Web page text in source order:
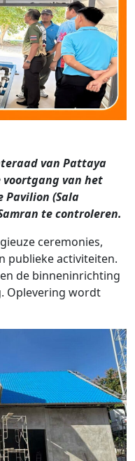
van Pattaya
voortgang van het
Pavilion (Sala
te controleren.
ceremonies,
publieke activiteiten.
de binneninrichting
Oplevering wordt